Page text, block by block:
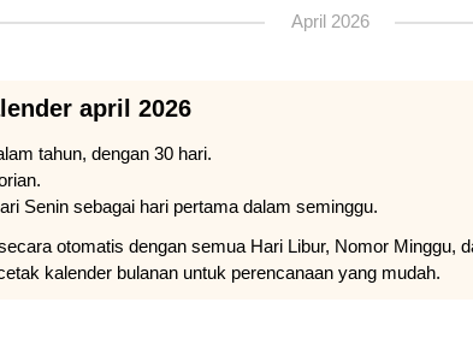
April 2026
april 2026
tahun, dengan 30 hari.
Senin sebagai hari pertama dalam seminggu.
otomatis dengan semua Hari Libur, Nomor Minggu,
kalender bulanan untuk perencanaan yang mudah.